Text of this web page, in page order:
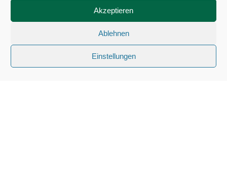
Akzeptieren
Ablehnen
Einstellungen
jederzeit per E-Mail unter
info@fnc-floersheim.de oder
über unser Kontaktformular